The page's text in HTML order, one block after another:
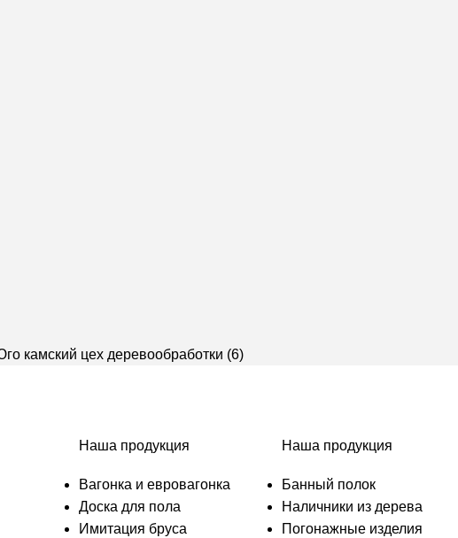
Наша продукция
Вагонка и евровагонка
Доска для пола
Имитация бруса
Наша продукция
Банный полок
Наличники из дерева
Погонажные изделия